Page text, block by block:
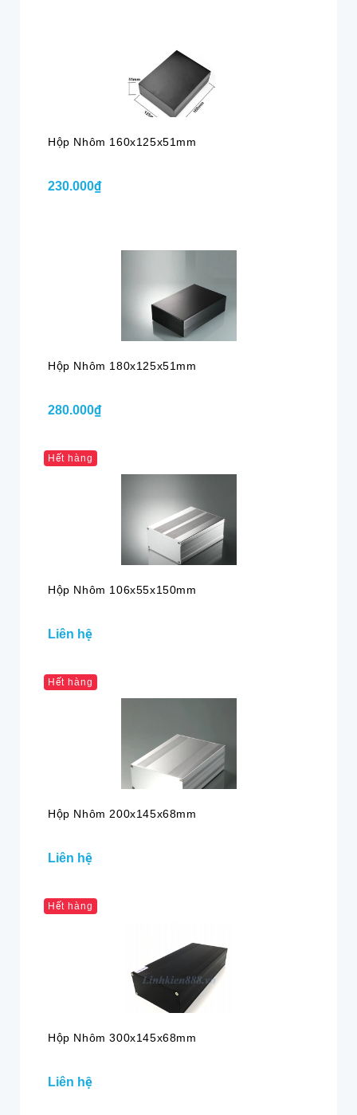
Hộp Nhôm 160x125x51mm
230.000₫
Hộp Nhôm 180x125x51mm
280.000₫
Hết hàng
Hộp Nhôm 106x55x150mm
Liên hệ
Hết hàng
Hộp Nhôm 200x145x68mm
Liên hệ
Hết hàng
Hộp Nhôm 300x145x68mm
Liên hệ